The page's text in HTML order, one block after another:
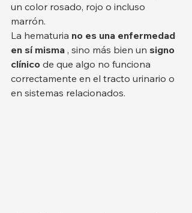
un color rosado, rojo o incluso
marrón.
La hematuria no es una enfermedad
en sí misma , sino más bien un signo
clínico de que algo no funciona
correctamente en el tracto urinario o
en sistemas relacionados.